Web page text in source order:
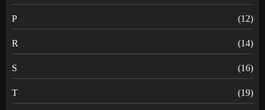
P (12)
R (14)
S (16)
T (19)